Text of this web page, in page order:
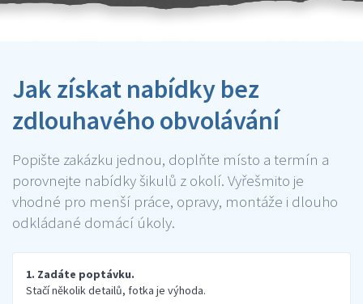
Jak získat nabídky bez
zdlouhavého obvolávání
Popište zakázku jednou, doplňte místo a termín a
porovnejte nabídky šikulů z okolí. Vyřešmito je
vhodné pro menší práce, opravy, montáže i dlouho
odkládané domácí úkoly.
1. Zadáte poptávku.
Stačí několik detailů, fotka je výhoda.